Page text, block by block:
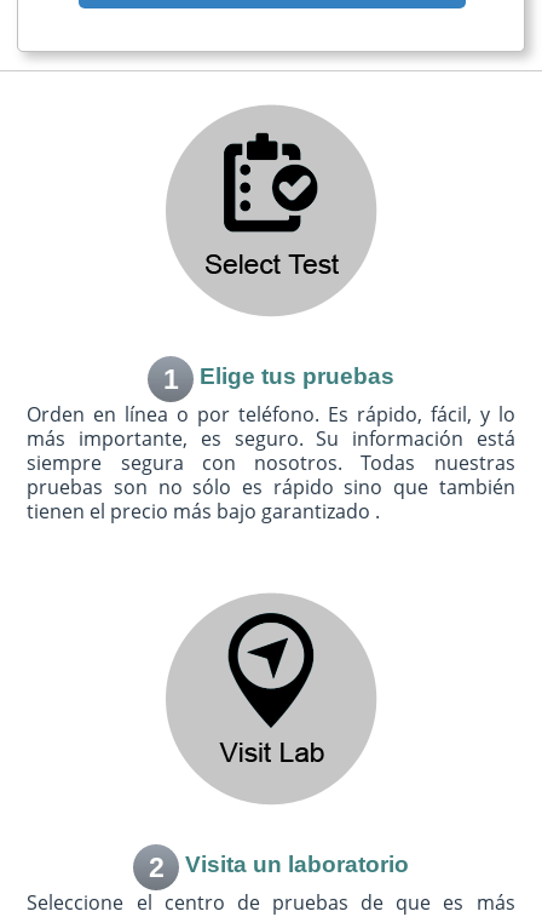
1 Elige tus pruebas
Orden en línea o por teléfono. Es rápido, fácil, y lo
más importante, es seguro. Su información está
siempre segura con nosotros. Todas nuestras
pruebas son no sólo es rápido sino que también
tienen el precio más bajo garantizado .
2 Visita un laboratorio
Seleccione el centro de pruebas de que es más